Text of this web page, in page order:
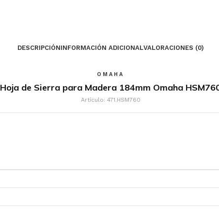
DESCRIPCIÓNINFORMACIÓN ADICIONALVALORACIONES (0)
OMAHA
Hoja de Sierra para Madera 184mm Omaha
Artículo: 471.HSM760